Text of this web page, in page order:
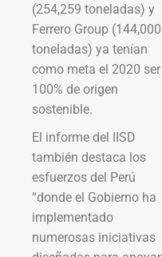
(254,259 toneladas) y
Ferrero Group (144,000
toneladas) ya tenían
como meta el 2020 ser
100% de origen
sostenible.
El informe del IISD
también destaca los
esfuerzos del Perú
“donde el Gobierno ha
implementado
numerosas iniciativas